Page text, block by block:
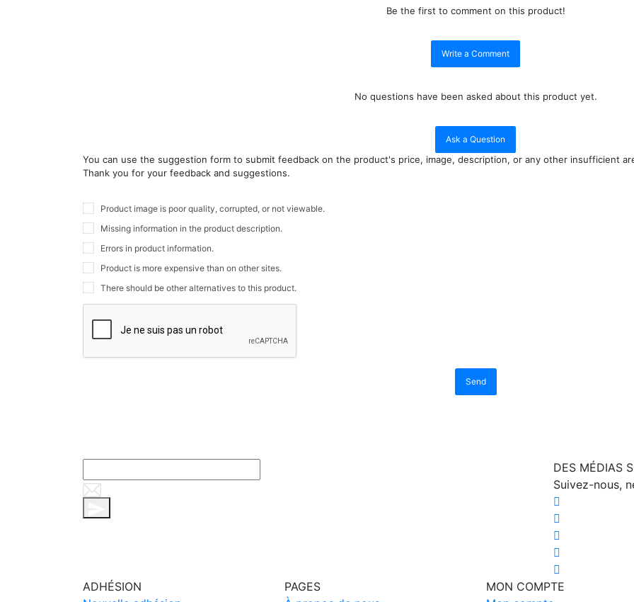
Be the first to comment on this product!
Write a Comment
No questions have been asked about this product yet.
Ask a Question
You can use the suggestion form to submit feedback on the product's price, image, description, or any other insufficient
Thank you for your feedback and suggestions.
Product image is poor quality, corrupted, or not viewable.
Missing information in the product description.
Errors in product information.
Product is more expensive than on other sites.
There should be other alternatives to this product.
Send
DES MÉDIAS
Suivez-nous,
ADHÉSION
PAGES
MON COMPTE